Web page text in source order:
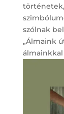
szólnak
„Álmaink
álmainkkal